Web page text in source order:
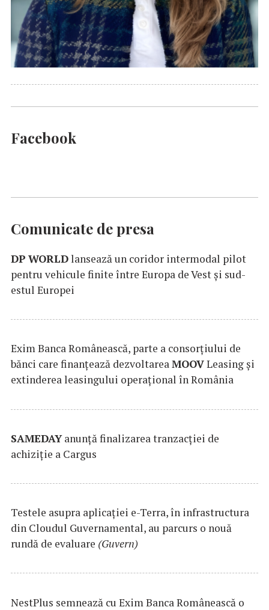
Facebook
Comunicate de presa
DP WORLDlansează un coridor intermodal pilot
pentru vehicule finite între Europa de Vest și sud-
estul Europei
Exim Banca Românească, parte a consorțiului de
bănci care finanțează dezvoltareaMOOVLeasing și
extinderea leasingului operațional în România
SAMEDAYanunță finalizarea tranzacției de
achiziție a Cargus
Testele asupra aplicaţiei e-Terra, în infrastructura
din Cloudul Guvernamental, au parcurs o nouă
rundă de evaluare (Guvern)
NestPlus semnează cu Exim Banca Românească o